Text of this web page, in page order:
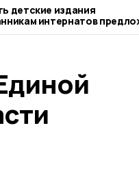
детские издания
интернатов